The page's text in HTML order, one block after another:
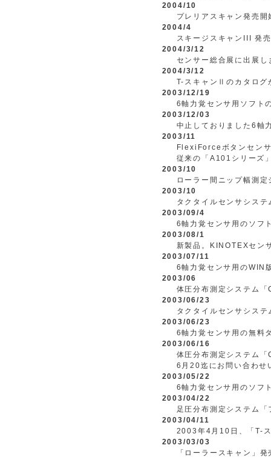
2004/10
プレリアスキャン発売開
2004/4
スキージスキャンIII 発
2004/3/12
センサー総合展に出
2004/3/12
T-スキャンⅡのカタログ
2003/12/19
6軸力覚センサ用ソフト
2003/12/03
中止しておりました6軸
2003/11
FlexiForceボタンセン
従来の「A101シリーズ
2003/10
ローラー間ニップ幅測
2003/10
タクタイルセンサシス
2003/09/4
6軸力覚センサ用のソフ
2003/08/1
新製品。KINOTEXセン
2003/07/11
6軸力覚センサ用のWIN
2003/06
体圧分布測定システム
2003/06/23
タクタイルセンサシス
2003/06/23
6軸力覚センサ用の無料
2003/06/16
体圧分布測定システム
6月20迄にお問い合わせ
2003/05/22
6軸力覚センサ用のソフ
2003/04/22
足圧分布測定システム
2003/04/11
2003年4月10日、「T-
2003/03/03
「ローラースキャン」